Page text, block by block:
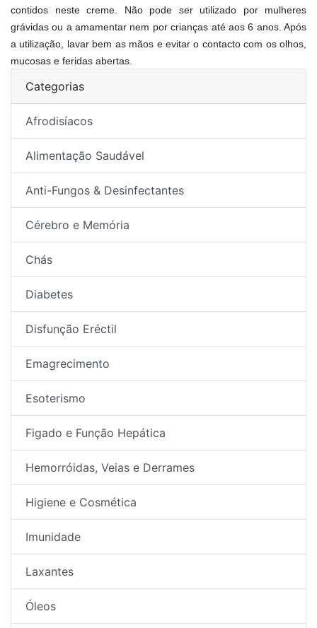
contidos neste creme. Não pode ser utilizado por mulheres
grávidas ou a amamentar nem por crianças até aos 6 anos. Após
a utilização, lavar bem as mãos e evitar o contacto com os olhos,
mucosas e feridas abertas.
Categorias
Afrodisíacos
Alimentação Saudável
Anti-Fungos & Desinfectantes
Cérebro e Memória
Chás
Diabetes
Disfunção Eréctil
Emagrecimento
Esoterismo
Figado e Função Hepática
Hemorróidas, Veias e Derrames
Higiene e Cosmética
Imunidade
Laxantes
Óleos